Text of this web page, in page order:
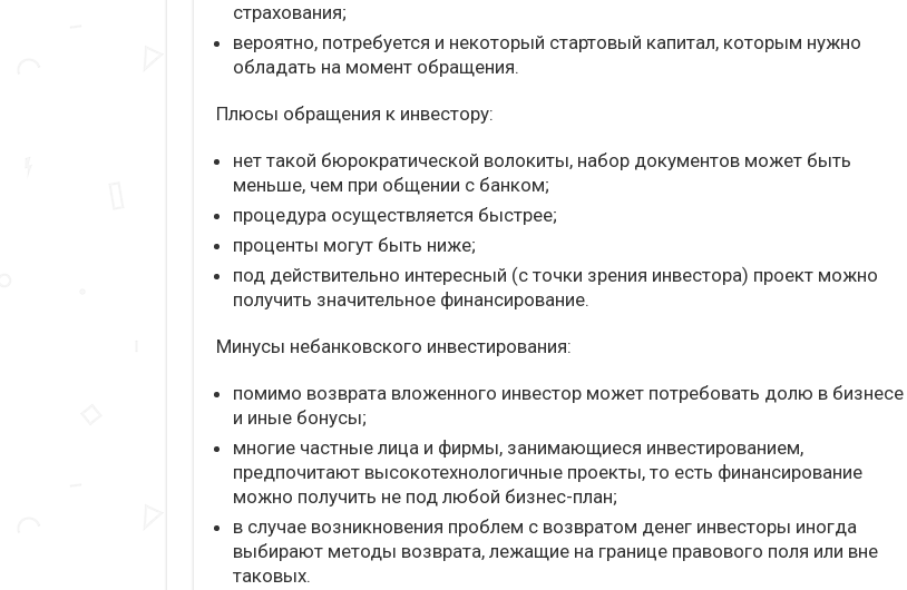
страхования;
вероятно, потребуется и некоторый стартовый капитал, которым нужно
обладать на момент обращения.
Плюсы обращения к инвестору:
нет такой бюрократической волокиты, набор документов может быть
меньше, чем при общении с банком;
процедура осуществляется быстрее;
проценты могут быть ниже;
под действительно интересный (с точки зрения инвестора) проект можно
получить значительное финансирование.
Минусы небанковского инвестирования:
помимо возврата вложенного инвестор может потребовать долю в бизнесе
и иные бонусы;
многие частные лица и фирмы, занимающиеся инвестированием,
предпочитают высокотехнологичные проекты, то есть финансирование
можно получить не под любой бизнес-план;
в случае возникновения проблем с возвратом денег инвесторы иногда
выбирают методы возврата, лежащие на границе правового поля или вне
таковых.